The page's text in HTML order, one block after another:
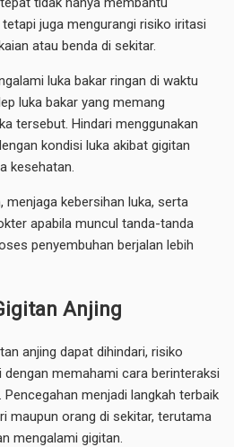
juga mengurangi risiko iritasi
atau benda di sekitar.
luka bakar ringan di waktu
luka bakar yang memang
tersebut. Hindari menggunakan
kondisi luka akibat gigitan
kesehatan.
menjaga kebersihan luka, serta
apabila muncul tanda-tanda
penyembuhan berjalan lebih
Anjing
anjing dapat dihindari, risiko
dengan memahami cara berinteraksi
menjadi langkah terbaik
maupun orang di sekitar, terutama
mengalami gigitan.